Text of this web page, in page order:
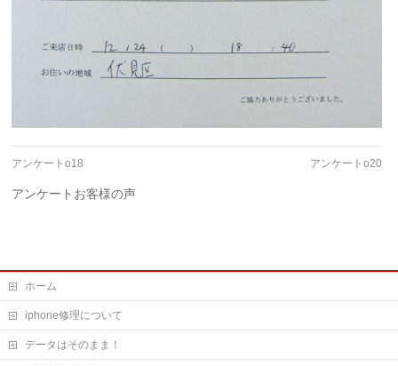
アンケートo18 アンケートo20
アンケートお客様の声
ホーム
iphone修理について
データはそのまま！